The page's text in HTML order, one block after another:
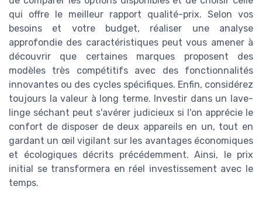
qui offre le meilleur rapport qualité-prix. Selon vos
besoins et votre budget, réaliser une analyse
approfondie des caractéristiques peut vous amener à
découvrir que certaines marques proposent des
modèles très compétitifs avec des fonctionnalités
innovantes ou des cycles spécifiques. Enfin, considérez
toujours la valeur à long terme. Investir dans un lave-
linge séchant peut s'avérer judicieux si l'on apprécie le
confort de disposer de deux appareils en un, tout en
gardant un œil vigilant sur les avantages économiques
et écologiques décrits précédemment. Ainsi, le prix
initial se transformera en réel investissement avec le
temps.